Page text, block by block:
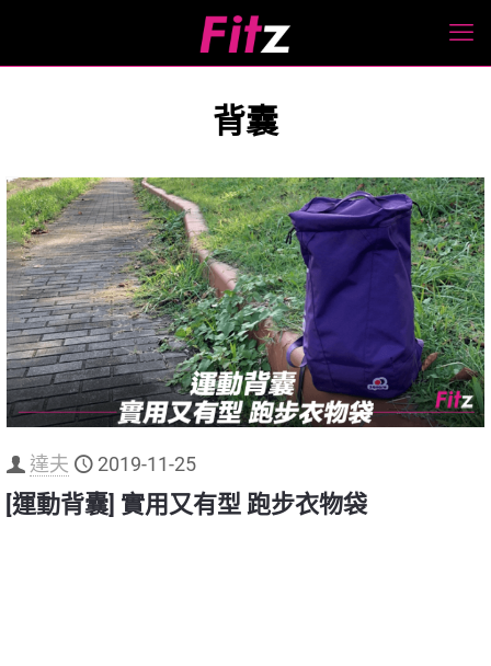
背囊
達夫 2019-11-25
[運動背囊] 實用又有型 跑步衣物袋